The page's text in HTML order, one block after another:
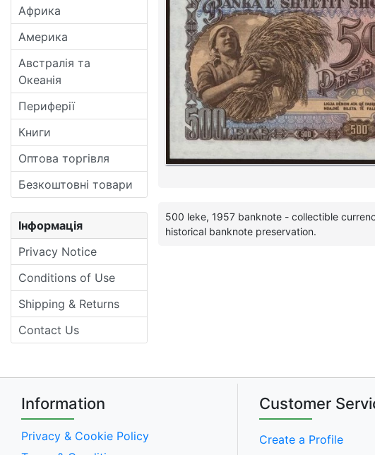
Африка
Америка
Австралія та
Океанія
Периферії
Книги
Оптова торгівля
Безкоштовні товари
Інформація
Privacy Notice
Conditions of Use
Shipping & Returns
Contact Us
500 leke, 1957 banknote - collectible
historical banknote preservation.
Information
Privacy & Cookie Policy
Customer
Create a Profile